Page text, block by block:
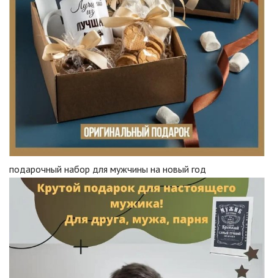
подарочный набор для мужчины на новый год